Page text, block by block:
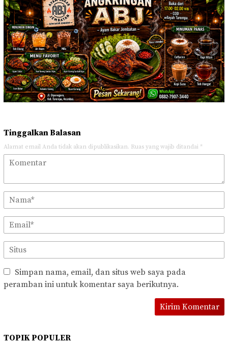
Tinggalkan Balasan
Alamat email Anda tidak akan dipublikasikan. Ruas yang wajib ditandai *
Simpan nama, email, dan situs web saya pada
peramban ini untuk komentar saya berikutnya.
TOPIK POPULER